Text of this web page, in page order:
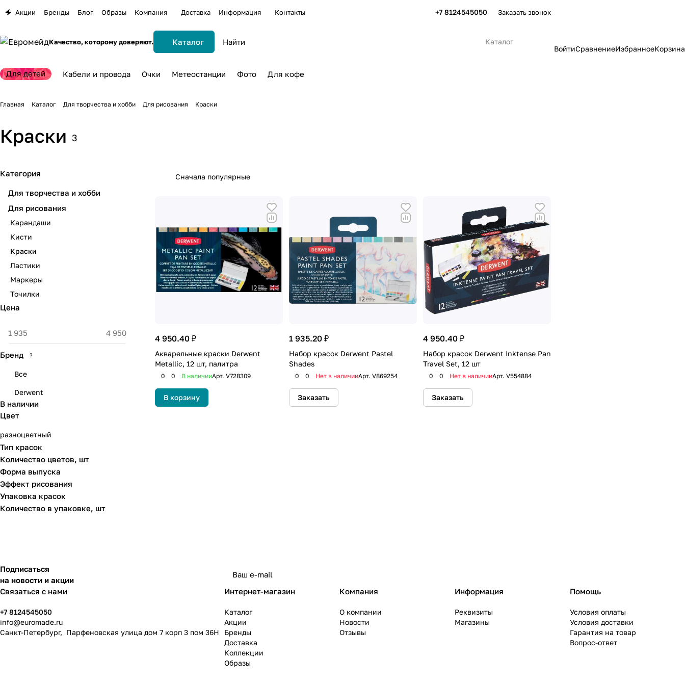
Акции Бренды Блог Образы Компания Доставка Информация Контакты +7 8124545050 Заказать звонок
Качество, которому доверяют. Каталог
Каталог
ВойтиСравнениеИзбранноеКорзина
Для детей Кабели и провода Очки Метеостанции Фото Для кофе
Главная Каталог Для творчества и хобби Для рисования Краски
Краски 3
Сначала популярные
4 950.40 ₽
Акварельные краски Derwent
Metallic, 12 шт, палитра
0 0 В наличииАрт. V728309
В корзину
1 935.20 ₽
Набор красок Derwent Pastel
Shades
0 0 Нет в наличииАрт. V869254
Заказать
4 950.40 ₽
Набор красок Derwent Inktense Pan
Travel Set, 12 шт
0 0 Нет в наличииАрт. V554884
Заказать
Категория
Для творчества и хобби
Для рисования
Карандаши
Кисти
Краски
Ластики
Маркеры
Точилки
Цена
Бренд ?
Все
Derwent
В наличии
Цвет
разноцветный
Тип красок
Количество цветов, шт
Форма выпуска
Эффект рисования
Упаковка красок
Количество в упаковке, шт
Подписаться
на новости и акции
Связаться с нами
+7 8124545050
info@euromade.ru
Санкт-Петербург, Парфеновская улица дом 7 корп 3 пом 36Н
Интернет-магазин
Каталог
Акции
Бренды
Доставка
Коллекции
Образы
Компания
О компании
Новости
Отзывы
Информация
Реквизиты
Магазины
Помощь
Условия оплаты
Условия доставки
Гарантия на товар
Вопрос-ответ